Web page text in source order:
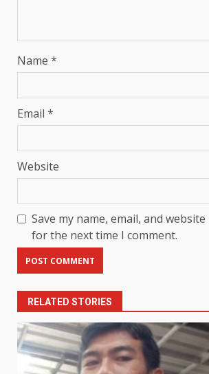
Name *
Email *
Website
Save my name, email, and
for the next time I comment.
RELATED STORIES